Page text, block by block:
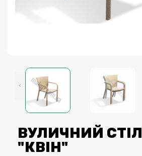
<
ВУЛИЧНИЙ
"КВІН"